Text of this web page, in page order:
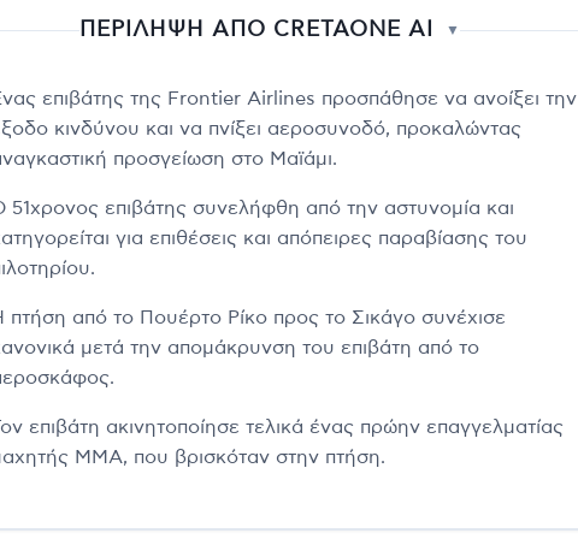
ΠΕΡΙΛΗΨΗ ΑΠΟ CRETAONE AI ▼
επιβάτης της Frontier Airlines προσπάθησε να ανοίξει την
κινδύνου και να πνίξει αεροσυνοδό, προκαλώντας
προσγείωση στο Μαϊάμι.
51χρονος επιβάτης συνελήφθη από την αστυνομία και
για επιθέσεις και απόπειρες παραβίασης του
πτήση από το Πουέρτο Ρίκο προς το Σικάγο συνέχισε
μετά την απομάκρυνση του επιβάτη από το
επιβάτη ακινητοποίησε τελικά ένας πρώην επαγγελματίας
MMA, που βρισκόταν στην πτήση.